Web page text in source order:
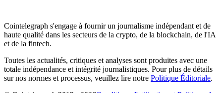
Cointelegraph s'engage à fournir un journalisme indépendant et de
haute qualité dans les secteurs de la crypto, de la blockchain, de l'IA
et de la fintech.
Toutes les actualités, critiques et analyses sont produites avec une
totale indépendance et intégrité journalistiques. Pour plus de détails
sur nos normes et processus, veuillez lire notre Politique Éditoriale.